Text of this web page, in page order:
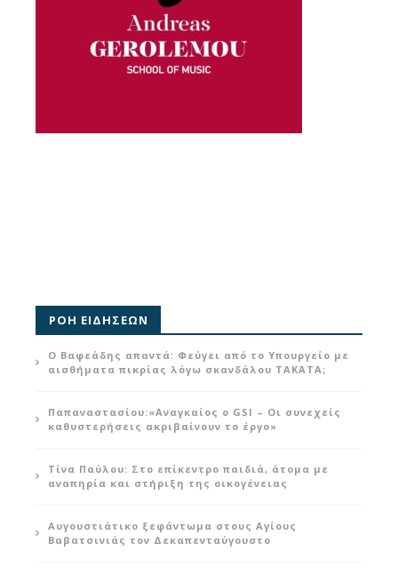
ΡΟΗ ΕΙΔΗΣΕΩΝ
Ο Βαφεάδης απαντά: Φεύγει από το Υπουργείο με
αισθήματα πικρίας λόγω σκανδάλου ΤΑΚΑΤΑ;
Παπαναστασίου:«Αναγκαίος ο GSI – Οι συνεχείς
καθυστερήσεις ακριβαίνουν το έργο»
Τίνα Παύλου: Στο επίκεντρο παιδιά, άτομα με
αναπηρία και στήριξη της οικογένειας
Αυγουστιάτικο ξεφάντωμα στους Αγίους
Βαβατσινιάς τον Δεκαπενταύγουστο